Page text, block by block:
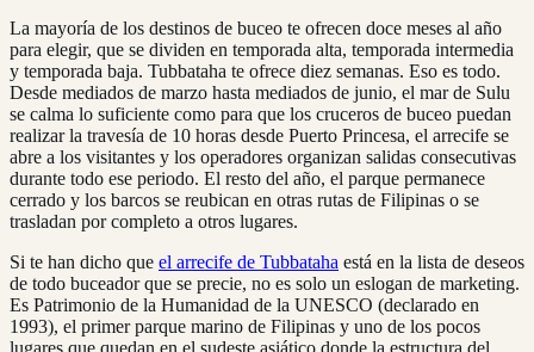
La mayoría de los destinos de buceo te ofrecen doce meses al año
para elegir, que se dividen en temporada alta, temporada intermedia
y temporada baja. Tubbataha te ofrece diez semanas. Eso es todo.
Desde mediados de marzo hasta mediados de junio, el mar de Sulu
se calma lo suficiente como para que los cruceros de buceo puedan
realizar la travesía de 10 horas desde Puerto Princesa, el arrecife se
abre a los visitantes y los operadores organizan salidas consecutivas
durante todo ese periodo. El resto del año, el parque permanece
cerrado y los barcos se reubican en otras rutas de Filipinas o se
trasladan por completo a otros lugares.
Si te han dicho que el arrecife de Tubbataha está en la lista de deseos
de todo buceador que se precie, no es solo un eslogan de marketing.
Es Patrimonio de la Humanidad de la UNESCO (declarado en
1993), el primer parque marino de Filipinas y uno de los pocos